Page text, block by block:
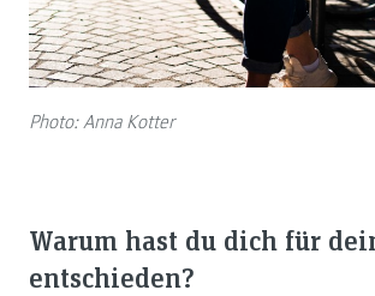
Photo: Anna Kotter
Warum hast du dich für
entschieden?